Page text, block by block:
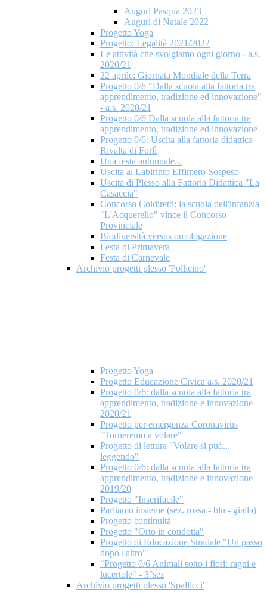
Auguri Pasqua 2023
Auguri di Natale 2022
Progetto Yoga
Progetto: Legalità 2021/2022
Le attività che svolgiamo ogni giorno - a.s.
2020/21
22 aprile: Giornata Mondiale della Terra
Progetto 0/6 "Dalla scuola alla fattoria tra
apprendimento, tradizione ed innovazione"
- a.s. 2020/21
Progetto 0/6 Dalla scuola alla fattoria tra
apprendimento, tradizione ed innovazione
Progetto 0/6: Uscita alla fattoria didattica
Rivalta di Forlì
Una festa autunnale...
Uscita al Labirinto Effimero Sospeso
Uscita di Plesso alla Fattoria Didattica "La
Casaccia"
Concorso Coldiretti: la scuola dell'infanzia
"L'Acquerello" vince il Concorso
Provinciale
Biodiversità versus omologazione
Festa di Primavera
Festa di Carnevale
Archivio progetti plesso 'Pollicino'
Progetto Yoga
Progetto Educazione Civica a.s. 2020/21
Progetto 0/6: dalla scuola alla fattoria tra
apprendimento, tradizione e innovazione
2020/21
Progetto per emergenza Coronavirus
"Torneremo a volare"
Progetto di lettura "Volare si può...
leggendo"
Progetto 0/6: dalla scuola alla fattoria tra
apprendimento, tradizione e innovazione
2019/20
Progetto "Inserifacile"
Parliamo insieme (sez. rossa - blu - gialla)
Progetto continuità
Progetto "Orto in condotta"
Progetto di Educazione Stradale "Un passo
dopo l'altro"
"Progetto 0/6 Animali sotto i fiori: ragni e
lucertole" - 3°sez
Archivio progetti plesso 'Spallicci'